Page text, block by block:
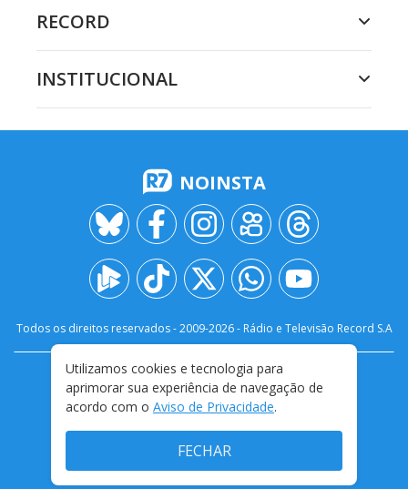
RECORD
INSTITUCIONAL
NOINSTA
Todos os direitos reservados - 2009-2026- Rádio e Televisão Record S.A
FALE CONOSCO
PRIVACIDADE
TERMOS E CONDIÇÕES DE USO
Utilizamos cookies e tecnologia para
aprimorar sua experiência de navegação de
acordo com o Aviso de Privacidade.
FECHAR